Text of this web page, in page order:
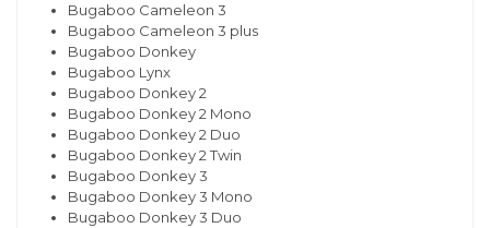
Bugaboo Cameleon 3
Bugaboo Cameleon 3 plus
Bugaboo Donkey
Bugaboo Lynx
Bugaboo Donkey 2
Bugaboo Donkey 2 Mono
Bugaboo Donkey 2 Duo
Bugaboo Donkey 2 Twin
Bugaboo Donkey 3
Bugaboo Donkey 3 Mono
Bugaboo Donkey 3 Duo